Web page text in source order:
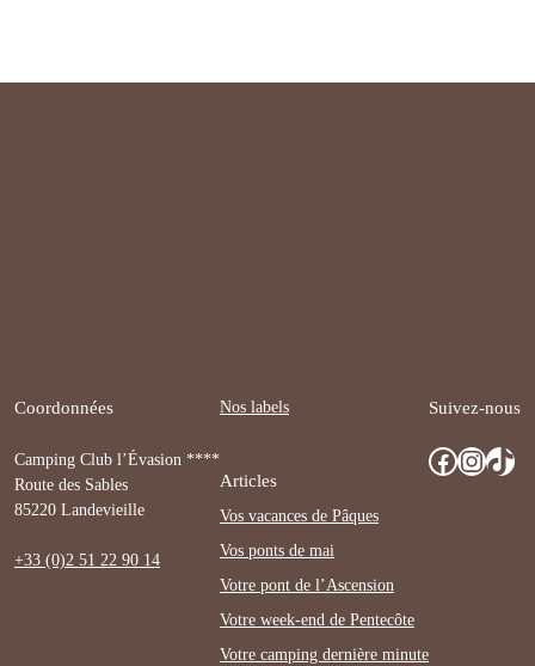
Coordonnées
Camping Club l’Évasion ****
Route des Sables
85220 Landevieille
+33 (0)2 51 22 90 14
Nos labels
Articles
Vos vacances de Pâques
Vos ponts de mai
Votre pont de l’Ascension
Votre week-end de Pentecôte
Votre camping dernière minute
Suivez-nous
Facebook InstagramTikTok